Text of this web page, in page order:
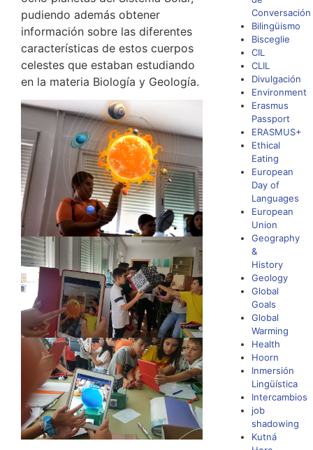
pudiendo además obtener
información sobre las diferentes
características de estos cuerpos
celestes que estaban estudiando
en la materia Biología y Geología.
Conversación
Bilingüismo
Bisceglie
CIL
CLIL
Divulgación
Environment
Erasmus
Passport
ERASMUS+
Ethical
Eating
European
Day of
Languages
European
Union
Geography
&
History
Geology
Global
Goals
Global
Warming
Health
Hoorn
Inmersión
Lingüística
Intercambios
job
shadowing
Kutná